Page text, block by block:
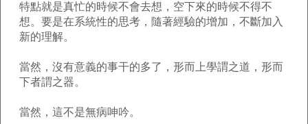
特點就是真忙的時候不會去想，空下來的時候不得不
想。要是在系統性的思考，隨著經驗的增加，不斷加入
新的理解。
當然，沒有意義的事干的多了，形而上學謂之道，形而
下者謂之器。
當然，這不是無病呻吟。